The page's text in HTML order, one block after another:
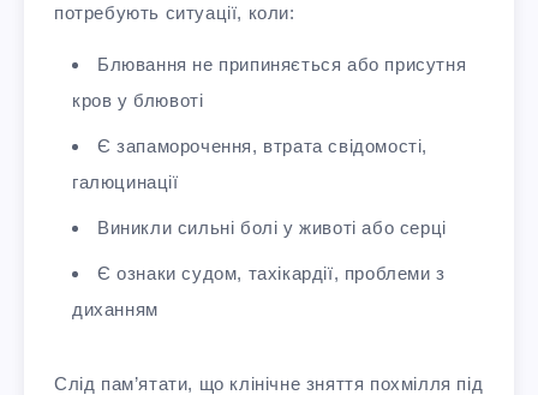
потребують ситуації, коли:
Блювання не припиняється або присутня
кров у блювоті
Є запаморочення, втрата свідомості,
галюцинації
Виникли сильні болі у животі або серці
Є ознаки судом, тахікардії, проблеми з
диханням
Слід пам’ятати, що клінічне зняття похмілля під